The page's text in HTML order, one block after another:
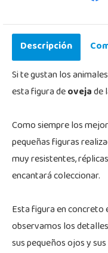
Descripción
Si te gustan los
esta figura deovejade
Como siempre los
pequeñas figuras
muy resistentes,
encantará coleccionar.
Esta figura en concreto
observamos los
sus pequeños ojos y